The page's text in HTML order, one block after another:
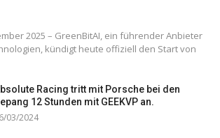
2025 – GreenBitAI, ein führender Anbieter
kündigt heute offiziell den Start von
Racing tritt mit Porsche bei den
12 Stunden mit GEEKVP an.
03/2024